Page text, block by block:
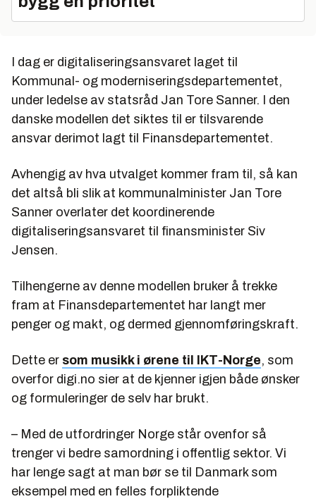
I dag er digitaliseringsansvaret laget til
Kommunal- og moderniseringsdepartementet,
under ledelse av statsråd Jan Tore Sanner. I den
danske modellen det siktes til er tilsvarende
ansvar derimot lagt til Finansdepartementet.
Avhengig av hva utvalget kommer fram til, så kan
det altså bli slik at kommunalminister Jan Tore
Sanner overlater det koordinerende
digitaliseringsansvaret til finansminister Siv
Jensen.
Tilhengerne av denne modellen bruker å trekke
fram at Finansdepartementet har langt mer
penger og makt, og dermed gjennomføringskraft.
Dette er som musikk i ørene til IKT-Norge, som
overfor digi.no sier at de kjenner igjen både ønsker
og formuleringer de selv har brukt.
– Med de utfordringer Norge står ovenfor så
trenger vi bedre samordning i offentlig sektor. Vi
har lenge sagt at man bør se til Danmark som
eksempel med en felles forpliktende